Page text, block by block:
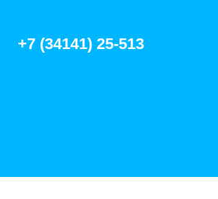
+7 (34141) 25-513